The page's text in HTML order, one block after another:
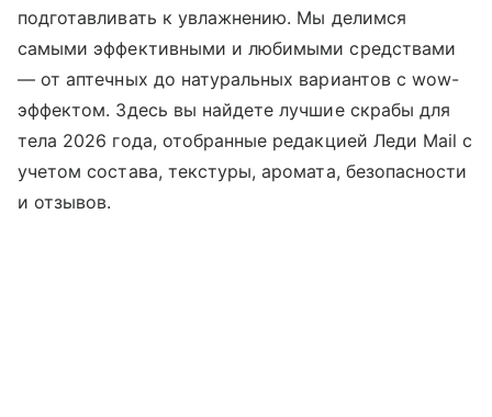
подготавливать к увлажнению. Мы делимся
самыми эффективными и любимыми средствами
— от аптечных до натуральных вариантов с wow-
эффектом. Здесь вы найдете лучшие скрабы для
тела 2026 года, отобранные редакцией Леди Mail с
учетом состава, текстуры, аромата, безопасности
и отзывов.